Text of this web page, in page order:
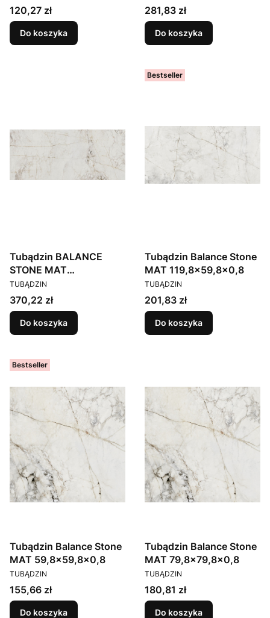
Cena
120,27 zł
Do koszyka
Cena
281,83 zł
Do koszyka
Tubądzin BALANCE
STONE MAT
119,8X274,8
PRODUCENT
TUBĄDZIN
Cena
370,22 zł
Do koszyka
Bestseller
Tubądzin Balance Stone
MAT 119,8x59,8x0,8
PRODUCENT
TUBĄDZIN
Cena
201,83 zł
Do koszyka
Bestseller
Tubądzin Balance Stone
MAT 59,8x59,8x0,8
PRODUCENT
TUBĄDZIN
Cena
155,66 zł
Do koszyka
Tubądzin Balance Stone
MAT 79,8x79,8x0,8
PRODUCENT
TUBĄDZIN
Cena
180,81 zł
Do koszyka